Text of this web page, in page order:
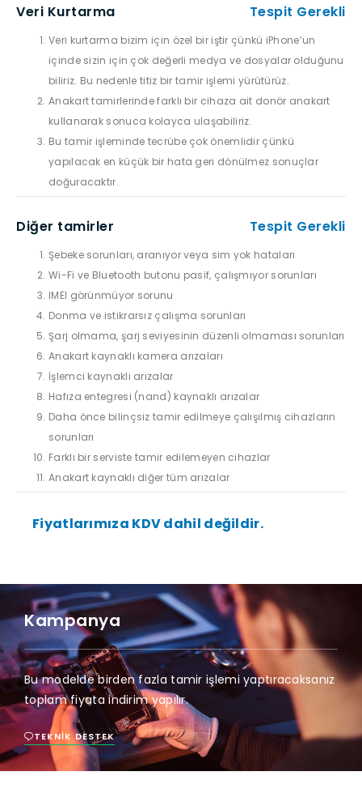
Veri Kurtarma Tespit Gerekli
Veri kurtarma bizim için özel bir iştir çünkü iPhone’un
içinde sizin için çok değerli medya ve dosyalar olduğunu
biliriz. Bu nedenle titiz bir tamir işlemi yürütürüz.
Anakart tamirlerinde farklı bir cihaza ait donör anakart
kullanarak sonuca kolayca ulaşabiliriz.
Bu tamir işleminde tecrübe çok önemlidir çünkü
yapılacak en küçük bir hata geri dönülmez sonuçlar
doğuracaktır.
Diğer tamirler Tespit Gerekli
Şebeke sorunları, aranıyor veya sim yok hataları
Wi-Fi ve Bluetooth butonu pasif, çalışmıyor sorunları
IMEI görünmüyor sorunu
Donma ve istikrarsız çalışma sorunları
Şarj olmama, şarj seviyesinin düzenli olmaması sorunları
Anakart kaynaklı kamera arızaları
İşlemci kaynaklı arızalar
Hafıza entegresi (nand) kaynaklı arızalar
Daha önce bilinçsiz tamir edilmeye çalışılmış cihazların
sorunları
Farklı bir serviste tamir edilemeyen cihazlar
Anakart kaynaklı diğer tüm arızalar
Fiyatlarımıza KDV dahil değildir.
Kampanya
Bu modelde birden fazla tamir işlemi yaptıracaksanız
toplam fiyata indirim yapılır.
TEKNIK DESTEK